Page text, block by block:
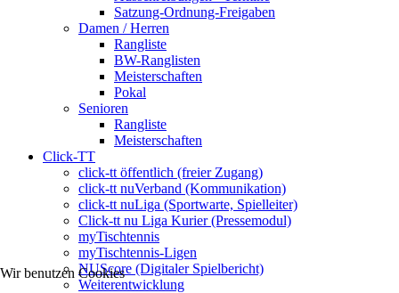
Satzung-Ordnung-Freigaben
Damen / Herren
Rangliste
BW-Ranglisten
Meisterschaften
Pokal
Senioren
Rangliste
Meisterschaften
Click-TT
click-tt öffentlich (freier Zugang)
click-tt nuVerband (Kommunikation)
click-tt nuLiga (Sportwarte, Spielleiter)
Click-tt nu Liga Kurier (Pressemodul)
myTischtennis
myTischtennis-Ligen
NUScore (Digitaler Spielbericht)
Weiterentwicklung
Wir benutzen Cookies